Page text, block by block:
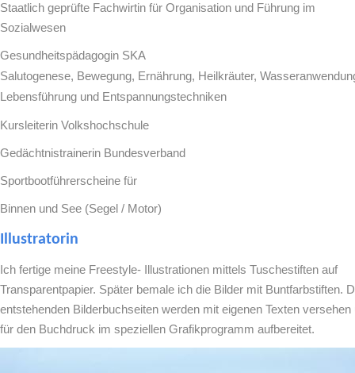
Staatlich geprüfte Fachwirtin für Organisation und Führung im
Sozialwesen
Gesundheitspädagogin SKA
Salutogenese, Bewegung, Ernährung, Heilkräuter,
Lebensführung und Entspannungstechniken
Kursleiterin Volkshochschule
Gedächtnistrainerin Bundesverband
Sportbootführerscheine für
Binnen und See (Segel / Motor)
Illustratorin
Ich fertige meine Freestyle- Illustrationen mittels Tuschestiften auf
Transparentpapier. Später bemale ich die Bilder mit Buntfarbstiften.
entstehenden Bilderbuchseiten werden mit eigenen Texten versehen
für den Buchdruck im speziellen Grafikprogramm aufbereitet.